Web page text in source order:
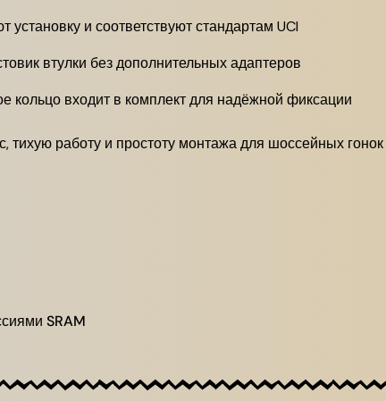
и соответствуют стандартам UCI
втулки без дополнительных адаптеров
кольцо входит в комплект для надёжной фиксации
работу и простоту монтажа для шоссейных
SRAM